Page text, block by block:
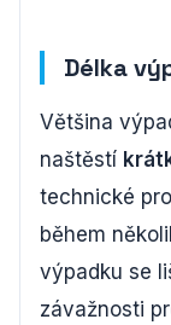
Délka
Většina
naštěstí
technické
během
výpadku se
závažnosti